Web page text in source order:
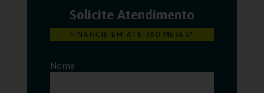
Solicite Atendimento
FINANCIE EM ATÉ 360 MESES*
Nome